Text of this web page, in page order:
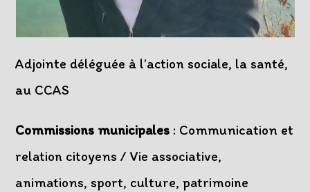
Adjointe déléguée à l’action sociale, la santé,
au CCAS
Commissions municipales : Communication et
relation citoyens / Vie associative,
animations, sport, culture, patrimoine